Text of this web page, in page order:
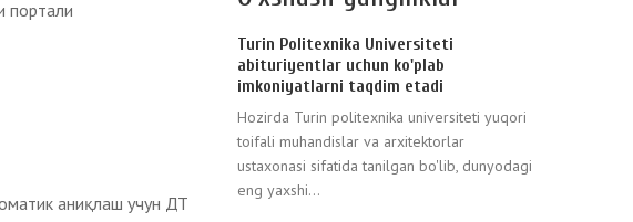
портали
аниқлаш учун ДТ
Turin Politexnika Universiteti
abituriyentlar uchun ko'plab
imkoniyatlarni taqdim etadi
Hozirda Turin politexnika universiteti yuqori
toifali muhandislar va arxitektorlar
ustaxonasi sifatida tanilgan bo'lib, dunyodagi
eng yaxshi...